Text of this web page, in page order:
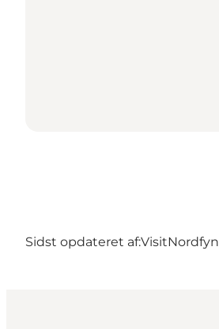
Sidst opdateret af:VisitNordfyn